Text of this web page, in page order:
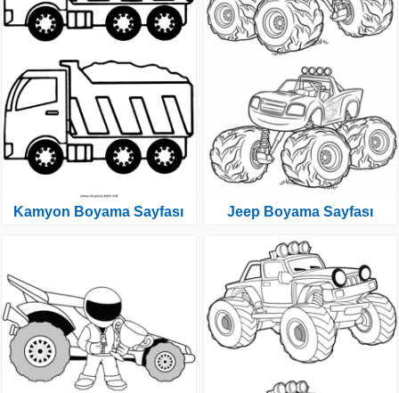
Kamyon Boyama Sayfası Jeep Boyama Sayfası